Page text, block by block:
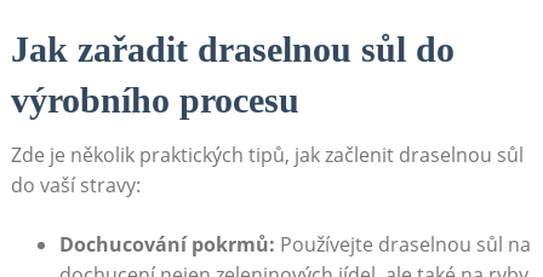
Jak zařadit draselnou sůl do
výrobního procesu
Zde je několik praktických tipů, jak začlenit draselnou sůl
do vaší stravy:
Dochucování pokrmů: Používejte draselnou sůl na